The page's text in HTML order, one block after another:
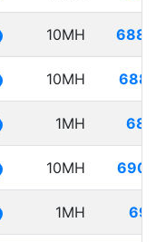
10MH
10MH
1MH
10MH
1MH